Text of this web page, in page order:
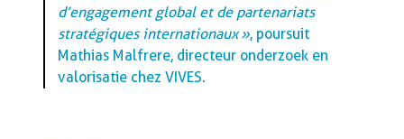
d’engagement global et de partenariats
stratégiques internationaux », poursuit
Mathias Malfrere, directeur onderzoek en
valorisatie chez VIVES.